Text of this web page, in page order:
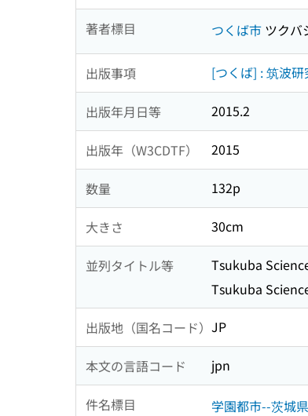
著者標目 つくば市 ツクバ
出版事項 [つくば] : 筑波
出版年月日等 2015.2
出版年（W3CDTF） 2015
数量 132p
大きさ 30cm
並列タイトル等
Tsukuba
Tsukuba
出版地（国名コード） JP
本文の言語コード jpn
件名標目 学園都市--茨城